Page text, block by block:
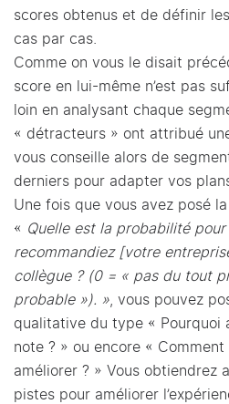
scores obtenus et de définir
cas par cas.
Comme on vous le disait
score en lui-même n’est pas
loin en analysant chaque
« détracteurs » ont attribué
vous conseille alors de
derniers pour adapter vos plans
Une fois que vous avez posé
« Quelle est la probabilité pour
recommandiez [votre
collègue ? (0 = « pas du tout
probable »). » , vous pouvez
qualitative du type « Pourquoi
note ? » ou encore «
améliorer ? » Vous obtiendrez
pistes pour améliorer